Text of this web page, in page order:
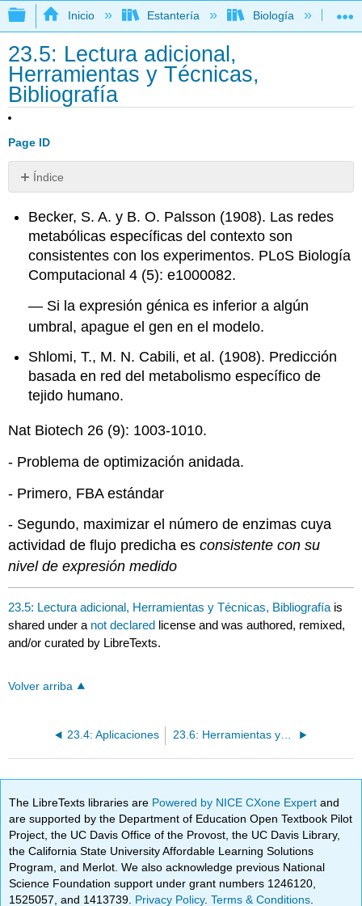
Expandir/contraer jerarquía global
Inicio Estantería Biología
23.5: Lectura adicional,
Herramientas y Técnicas,
Bibliografía
Page ID
Índice
Sin
Becker, S. A. y B. O. Palsson (1908). Las redes
metabólicas específicas del contexto son
consistentes con los experimentos. PLoS Biología
Computacional 4 (5): e1000082.
— Si la expresión génica es inferior a algún
umbral, apague el gen en el modelo.
Shlomi, T., M. N. Cabili, et al. (1908). Predicción
basada en red del metabolismo específico de
tejido humano.
Nat Biotech 26 (9): 1003-1010.
- Problema de optimización anidada.
- Primero, FBA estándar
- Segundo, maximizar el número de enzimas cuya
actividad de flujo predicha esconsistente con su
nivel de expresión medido
23.5: Lectura adicional, Herramientas y Técnicas, Bibliografía is
shared under a not declared license and was authored, remixed,
and/or curated by LibreTexts.
Volver arriba
23.4: Aplicaciones 23.6: Herramientas y Techiniques
The LibreTexts libraries are Powered by NICE CXone Expertand
are supported by the Department of Education Open Textbook Pilot
Project, the UC Davis Office of the Provost, the UC Davis Library,
the California State University Affordable Learning Solutions
Program, and Merlot. We also acknowledge previous National
Science Foundation support under grant numbers 1246120,
1525057, and 1413739. Privacy Policy.Terms & Conditions